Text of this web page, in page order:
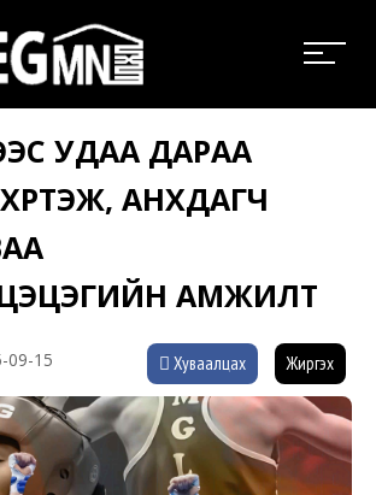
УДАА ДАРАА
АНХДАГЧ
АМЖИЛТ
09-15 Хуваалцах Жиргэх